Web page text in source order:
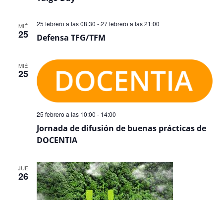
MIÉ
25 Defensa TFG/TFM
25 febrero a las 08:30 -27 febrero a las 21:00
MIÉ
25
Jornada de difusión de buenas prácticas de
DOCENTIA
25 febrero a las 10:00 - 14:00
JUE
26